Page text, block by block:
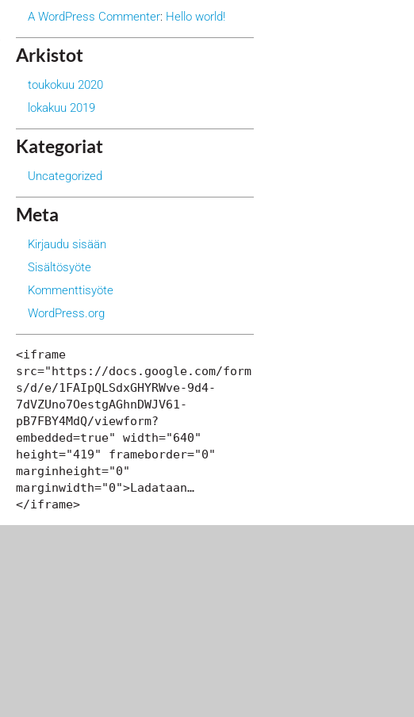
A WordPress Commenter: Hello world!
Arkistot
toukokuu 2020
lokakuu 2019
Kategoriat
Uncategorized
Meta
Kirjaudu sisään
Sisältösyöte
Kommenttisyöte
WordPress.org
<iframe
src="https://docs.google.com/form
s/d/e/1FAIpQLSdxGHYRWve-9d4-
7dVZUno7OestgAGhnDWJV61-
pB7FBY4MdQ/viewform?
embedded=true" width="640"
height="419" frameborder="0"
marginheight="0"
marginwidth="0">Ladataan…
</iframe>